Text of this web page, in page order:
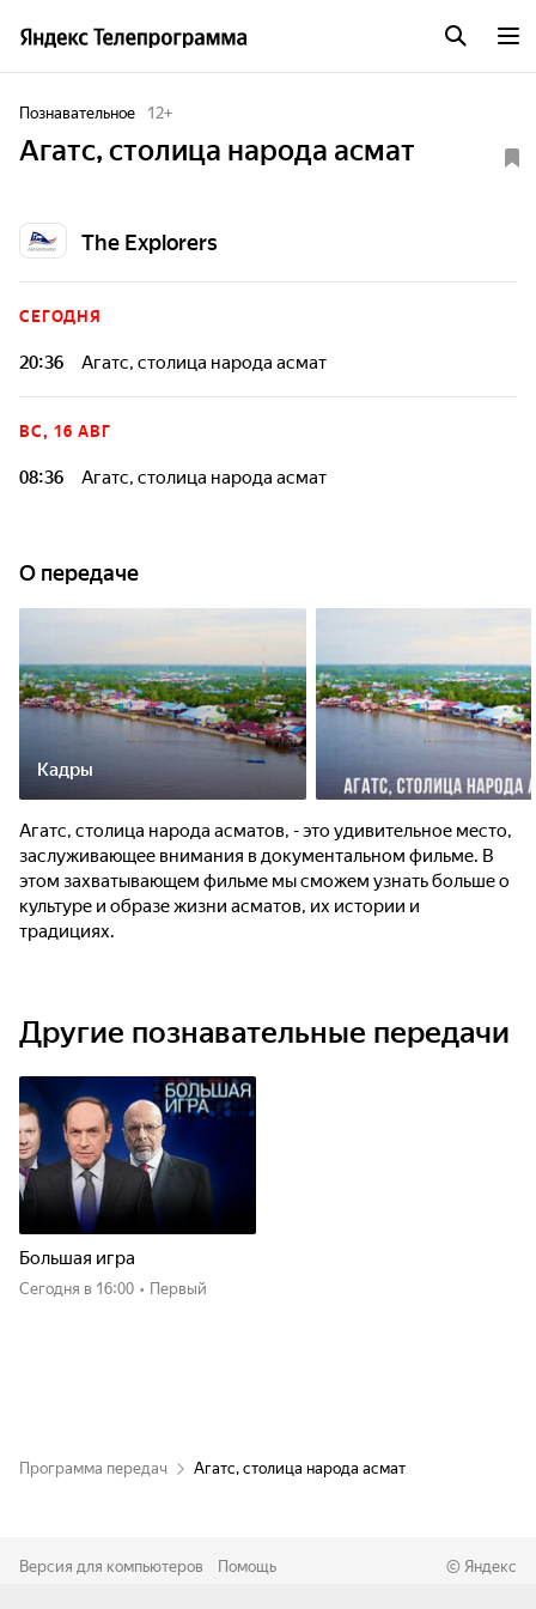
Познавательное 12+
Агатс, столица народа асмат
The Explorers
СЕГОДНЯ
20:36 Агатс, столица народа асмат
ВС, 16 АВГ
08:36 Агатс, столица народа асмат
О передаче
Кадры
Агатс, столица народа асматов, - это удивительное место,
заслуживающее внимания в документальном фильме. В
этом захватывающем фильме мы сможем узнать больше о
культуре и образе жизни асматов, их истории и
традициях.
Другие познавательные передачи
Большая игра
Сегодня в 16:00 • Первый
Программа передач Агатс, столица народа асмат
Версия для компьютеров Помощь © Яндекс